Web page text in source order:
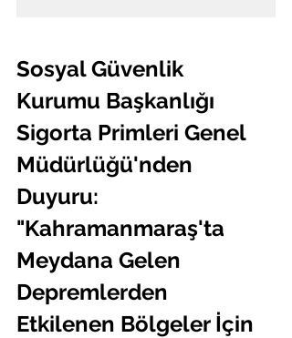
Sosyal Güvenlik
Kurumu Başkanlığı
Sigorta Primleri Genel
Müdürlüğü'nden
Duyuru:
"Kahramanmaraş'ta
Meydana Gelen
Depremlerden
Etkilenen Bölgeler İçin